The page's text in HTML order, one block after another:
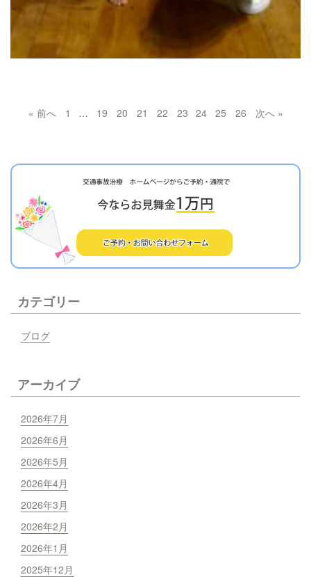
« 前へ 1 … 19 20 21 22 23 24 25 26 次へ »
カテゴリー
ブログ
アーカイブ
2026年7月
2026年6月
2026年5月
2026年4月
2026年3月
2026年2月
2026年1月
2025年12月